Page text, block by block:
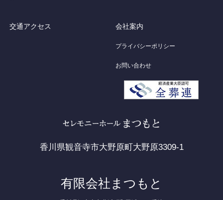
交通アクセス 会社案内
プライバシーポリシー
お問い合わせ
香川県観音寺市大野原町大野原3309-1
有限会社まつもと